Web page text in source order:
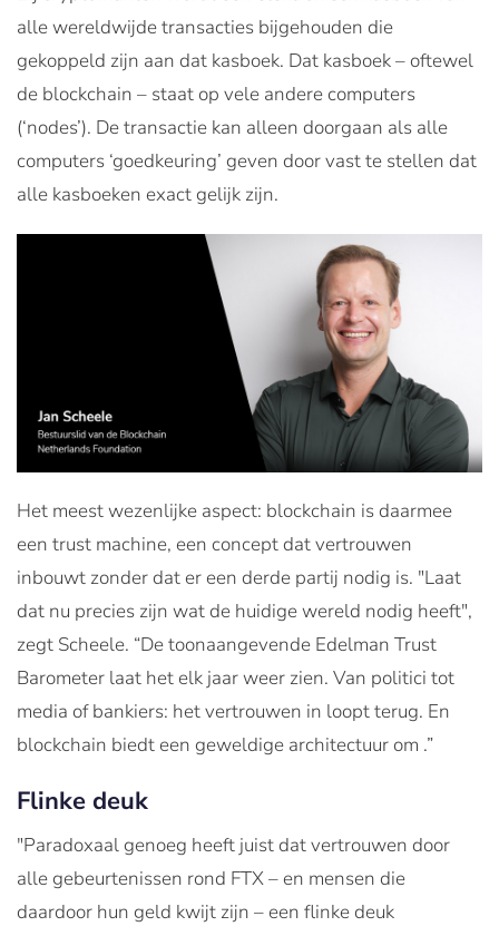
alle wereldwijde transacties bijgehouden die
gekoppeld zijn aan dat kasboek. Dat kasboek – oftewel
de blockchain – staat op vele andere computers
(‘nodes’). De transactie kan alleen doorgaan als alle
computers ‘goedkeuring’ geven door vast te stellen dat
alle kasboeken exact gelijk zijn.
Het meest wezenlijke aspect: blockchain is daarmee
een trust machine, een concept dat vertrouwen
inbouwt zonder dat er een derde partij nodig is. "Laat
dat nu precies zijn wat de huidige wereld nodig heeft",
zegt Scheele. “De toonaangevende Edelman Trust
Barometer laat het elk jaar weer zien. Van politici tot
media of bankiers: het vertrouwen in loopt terug. En
blockchain biedt een geweldige architectuur om .”
Flinke deuk
"Paradoxaal genoeg heeft juist dat vertrouwen door
alle gebeurtenissen rond FTX – en mensen die
daardoor hun geld kwijt zijn – een flinke deuk